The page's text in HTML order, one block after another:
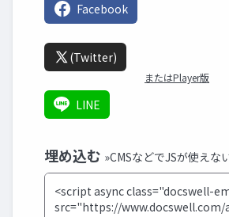
Facebook
(Twitter)
またはPlayer版
LINE
埋め込む »CMSなどでJSが使えな